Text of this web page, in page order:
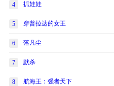
4 抓娃娃
5 穿普拉达的女王
6 落凡尘
7 默杀
8 航海王：强者天下